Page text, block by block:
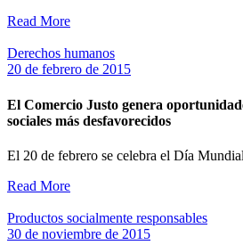
Read More
Derechos humanos
20 de febrero de 2015
El Comercio Justo genera
sociales más desfavorecidos
El 20 de febrero se celebra el Día
Read More
Productos socialmente responsables
30 de noviembre de 2015